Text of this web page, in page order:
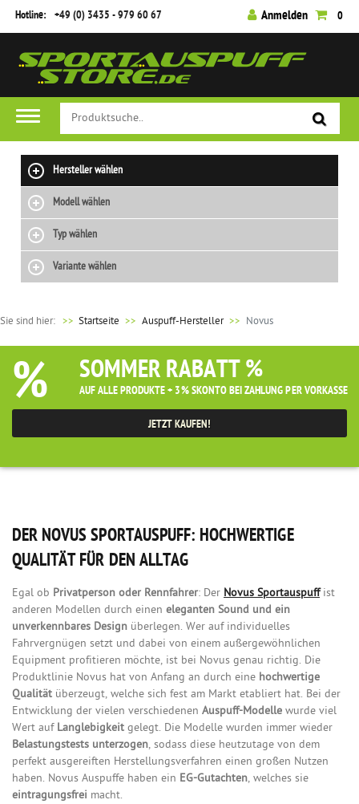
Hotline: +49 (0) 3435 - 979 60 67 Anmelden 0
Hersteller wählen
Modell wählen
Typ wählen
Variante wählen
Sie sind hier: >> Startseite Auspuff-Hersteller Novus
% SOMMER RABATT %
AUF ALLE PRODUKTE + 3% SKONTO BEI ZAHLUNG PER VORKASSE
JETZT KAUFEN!
DER NOVUS SPORTAUSPUFF: HOCHWERTIGE
QUALITÄT FÜR DEN ALLTAG
Egal ob Privatperson oder Rennfahrer: Der Novus Sportauspuffist
anderen Modellen durch einen eleganten Sound und ein
unverkennbares Design überlegen. Wer auf individuelles
Fahrvergnügen setzt und dabei von einem außergewöhnlichen
Equipment profitieren möchte, ist bei Novus genau richtig. Die
Produktlinie Novus hat von Anfang an durch eine hochwertige
Qualität überzeugt, welche sich fest am Markt etabliert hat. Bei der
Entwicklung der vielen verschiedenen Auspuff-Modelle wurde viel
Wert auf Langlebigkeit gelegt. Die Modelle wurden immer wieder
Belastungstests unterzogen, sodass diese heutzutage von dem
perfekt ausgereiften Herstellungsverfahren einen großen Nutzen
haben. Novus Auspuffe haben ein EG-Gutachten, welches sie
eintragungsfrei macht.